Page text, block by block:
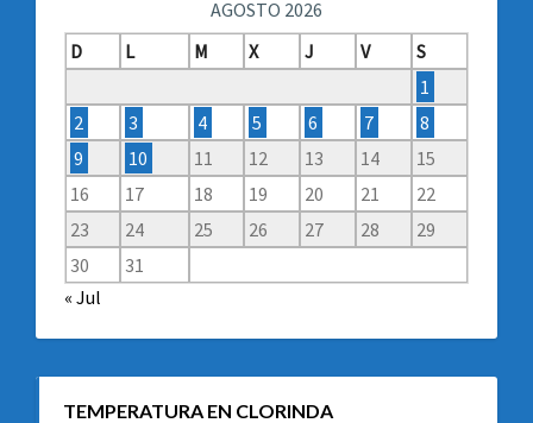
AGOSTO 2026
D
L M X J V
S
1
2
3 4 5 6 7
8
9
10 11 12 13 14
15
16
17 18 19 20 21
22
23
24 25 26 27 28
29
30
31
« Jul
TEMPERATURA EN CLORINDA